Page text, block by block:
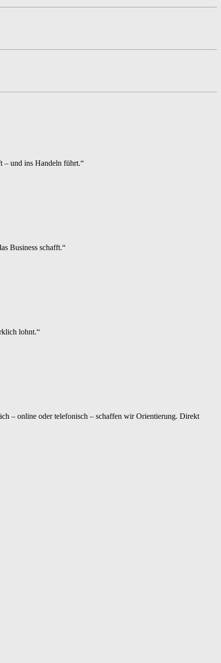
– und ins Handeln führt.“
Business schafft.“
lohnt.“
– online oder telefonisch – schaffen wir Orientierung. Direkt